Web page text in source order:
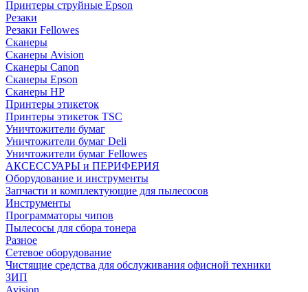
Принтеры струйные Epson
Резаки
Резаки Fellowes
Сканеры
Сканеры Avision
Сканеры Canon
Сканеры Epson
Сканеры HP
Принтеры этикеток
Принтеры этикеток TSC
Уничтожители бумаг
Уничтожители бумаг Deli
Уничтожители бумаг Fellowes
АКСЕССУАРЫ и ПЕРИФЕРИЯ
Оборудование и инструменты
Запчасти и комплектующие для пылесосов
Инструменты
Программаторы чипов
Пылесосы для сбора тонера
Разное
Сетевое оборудование
Чистящие средства для обслуживания офисной техники
ЗИП
Avision